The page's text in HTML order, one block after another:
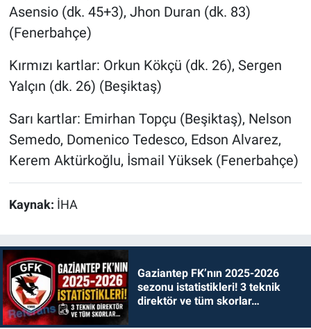
Asensio (dk. 45+3), Jhon Duran (dk. 83)
(Fenerbahçe)
Kırmızı kartlar: Orkun Kökçü (dk. 26), Sergen
Yalçın (dk. 26) (Beşiktaş)
Sarı kartlar: Emirhan Topçu (Beşiktaş), Nelson
Semedo, Domenico Tedesco, Edson Alvarez,
Kerem Aktürkoğlu, İsmail Yüksek (Fenerbahçe)
Kaynak: İHA
Gaziantep FK’nın 2025-2026
sezonu istatistikleri! 3 teknik
direktör ve tüm skorlar…